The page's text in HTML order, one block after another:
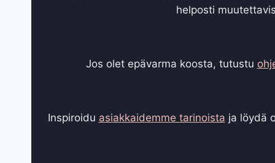
helposti
Jos olet epävarma koosta, tutustu
Inspiroidu asiakkaidemme tarinoista ja löydä